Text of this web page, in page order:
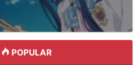
POPULAR